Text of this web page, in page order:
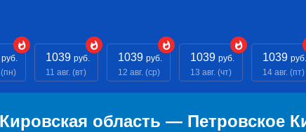
руб.
(пн)
1039 руб.
11 авг. (вт)
1039 руб.
12 авг. (ср)
1039 руб.
13 авг. (чт)
1039 руб.
14 авг. (пт)
область — Петровское